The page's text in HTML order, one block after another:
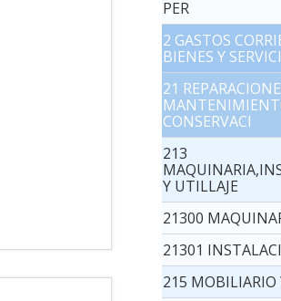
PER
2 GASTOS
BIENES Y
21
CONSERVACI
213
Y UTILLAJE
21300
21301
215 MOBILIARIO